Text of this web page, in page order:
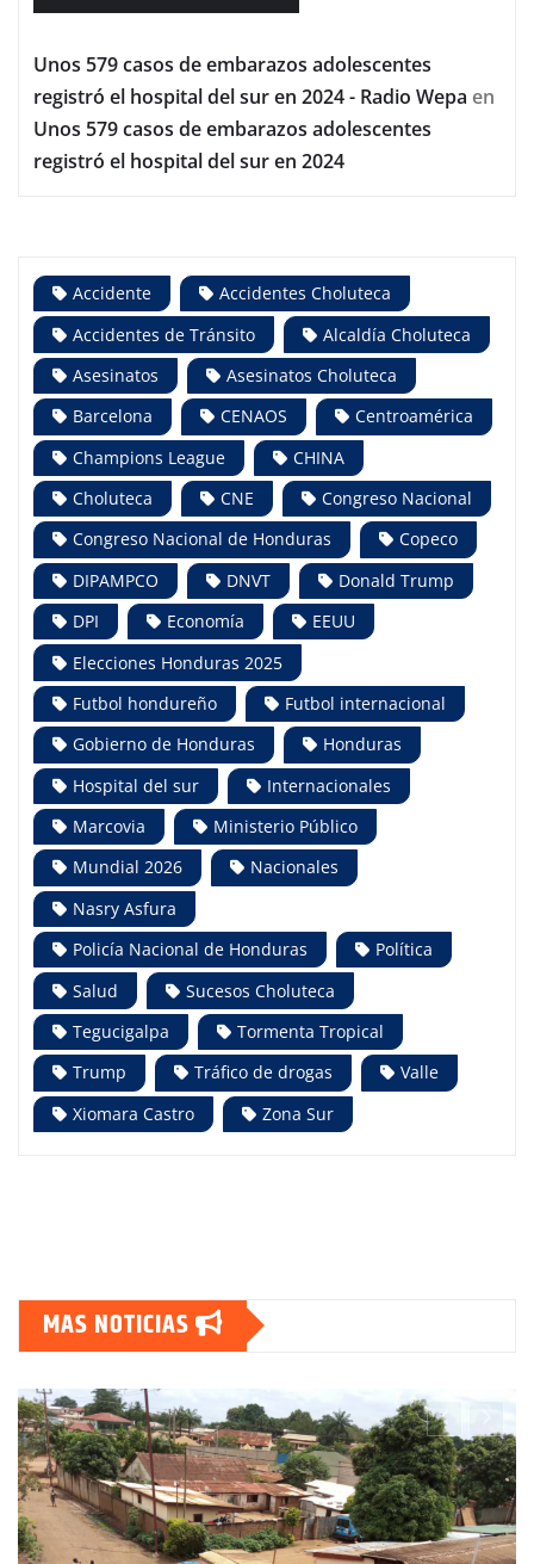
Unos 579 casos de embarazos adolescentes
registró el hospital del sur en 2024 - Radio Wepa en
Unos 579 casos de embarazos adolescentes
registró el hospital del sur en 2024
Accidente
Accidentes Choluteca
Accidentes de Tránsito
Alcaldía Choluteca
Asesinatos
Asesinatos Choluteca
Barcelona
CENAOS
Centroamérica
Champions League
CHINA
Choluteca
CNE
Congreso Nacional
Congreso Nacional de Honduras
Copeco
DIPAMPCO
DNVT
Donald Trump
DPI
Economía
EEUU
Elecciones Honduras 2025
Futbol hondureño
Futbol internacional
Gobierno de Honduras
Honduras
Hospital del sur
Internacionales
Marcovia
Ministerio Público
Mundial 2026
Nacionales
Nasry Asfura
Policía Nacional de Honduras
Política
Salud
Sucesos Choluteca
Tegucigalpa
Tormenta Tropical
Trump
Tráfico de drogas
Valle
Xiomara Castro
Zona Sur
MAS NOTICIAS